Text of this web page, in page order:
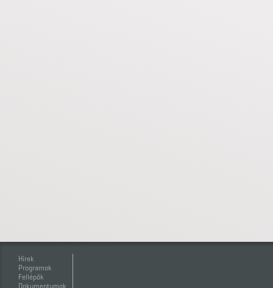
Hírek
Programok
Fellépők
Dokumentumok